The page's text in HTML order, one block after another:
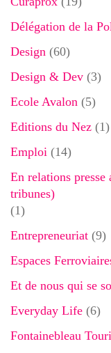
Délégation de la
Design (60)
Design & Dev (3)
Ecole Avalon (5)
Editions du Nez (1)
Emploi (14)
En relations
tribunes)
(1)
Entrepreneuriat (9)
Espaces
Et de nous qui se
Everyday Life (6)
Fontainebleau